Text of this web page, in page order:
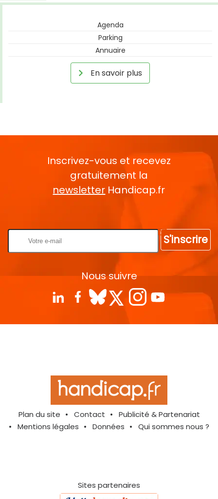
Agenda
Parking
Annuaire
En savoir plus
Inscrivez-vous et recevez
gratuitement la
newsletter Handicap.fr
S'inscrire
Nous suivre
Plan du site Contact
Publicité & Partenariat
Mentions légales
Données Qui sommes nous ?
Sites partenaires